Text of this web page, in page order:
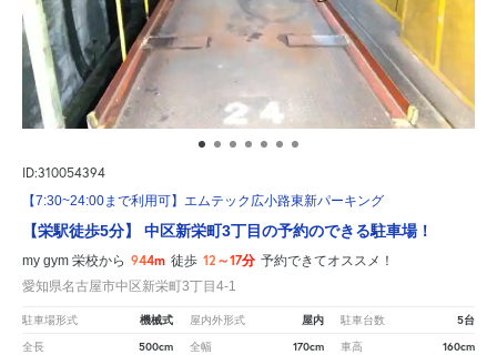
ID:310054394
【7:30~24:00まで利用可】エムテック広小路東新パーキング
【栄駅徒歩5分】 中区新栄町3丁目の予約のできる駐車場！
my gym 栄校から 944m 徒歩 12～17分 予約できてオススメ！
愛知県名古屋市中区新栄町3丁目4-1
駐車場形式 機械式 屋内外形式 屋内 駐車台数 5台
全長 500cm 全幅 170cm 車高 160cm